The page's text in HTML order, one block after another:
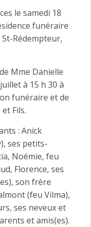
le samedi 18
funéraire
Rédempteur,
Mme Danielle
à 15 h 30 à
funéraire et de
Fils.
: Anick
ses petits-
Noémie, feu
Florence, ses
son frère
(feu Vilma),
ses neveux et
et amis(es).